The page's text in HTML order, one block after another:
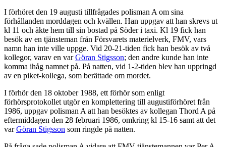
I förhöret den 19 augusti tillfrågades polisman A om sina
förhållanden morddagen och kvällen. Han uppgav att han skrevs ut
kl 11 och åkte hem till sin bostad på Söder i taxi. Kl 19 fick han
besök av en tjänsteman från Försvarets materielverk, FMV, vars
namn han inte ville uppge. Vid 20-21-tiden fick han besök av två
kollegor, varav en varGöran Stigsson; den andre kunde han inte
komma ihåg namnet på. På natten, vid 1-2-tiden blev han uppringd
av en piket-kollega, som berättade om mordet.
I förhör den 18 oktober 1988, ett förhör som enligt
förhörsprotokollet utgör en komplettering till augustiförhöret från
1986, uppgav polisman A att han besöktes av kollegan Thord A på
eftermiddagen den 28 februari 1986, omkring kl 15-16 samt att det
varGöran Stigsson som ringde på natten.